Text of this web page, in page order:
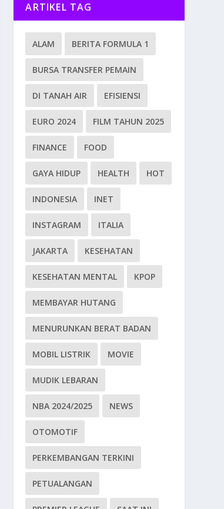
ARTIKEL TAG
ALAM BERITA FORMULA 1
BURSA TRANSFER PEMAIN
DI TANAH AIR EFISIENSI
EURO 2024 FILM TAHUN 2025
FINANCE FOOD
GAYA HIDUP HEALTH HOT
INDONESIA INET
INSTAGRAM ITALIA
JAKARTA KESEHATAN
KESEHATAN MENTAL KPOP
MEMBAYAR HUTANG
MENURUNKAN BERAT BADAN
MOBIL LISTRIK MOVIE
MUDIK LEBARAN
NBA 2024/2025 NEWS
OTOMOTIF
PERKEMBANGAN TERKINI
PETUALANGAN